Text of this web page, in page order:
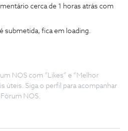
cerca de 1 horas atrás com
submetida, fica em loading.
NOS com “Likes” e “Melhor
úteis. Siga o perfil para acompanhar
NOS.